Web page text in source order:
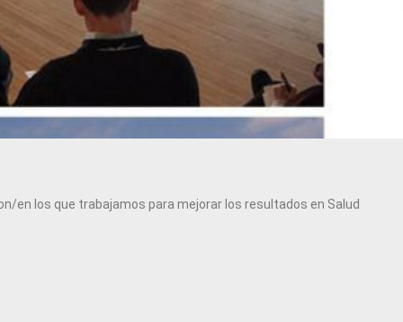
en los que trabajamos para mejorar los resultados en Salud